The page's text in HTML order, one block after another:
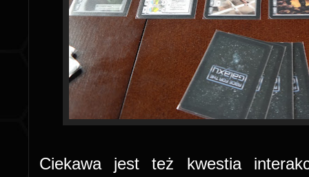
Ciekawa jest też kwestia